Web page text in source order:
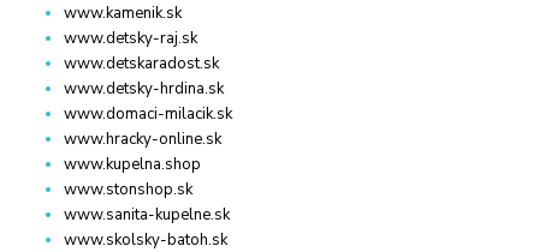
www.kamenik.sk
www.detsky-raj.sk
www.detskaradost.sk
www.detsky-hrdina.sk
www.domaci-milacik.sk
www.hracky-online.sk
www.kupelna.shop
www.stonshop.sk
www.sanita-kupelne.sk
www.skolsky-batoh.sk